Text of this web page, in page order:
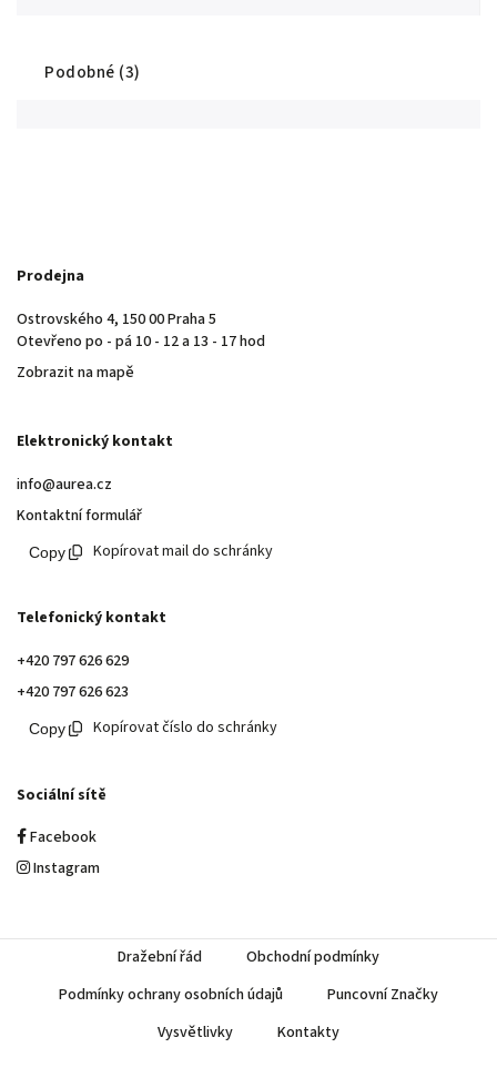
Podobné (3)
Prodejna
Ostrovského 4, 150 00 Praha 5
Otevřeno po - pá 10 - 12 a 13 - 17 hod
Zobrazit na mapě
Elektronický kontakt
info@aurea.cz
Kontaktní formulář
Kopírovat mail do schránky
Telefonický kontakt
+420 797 626 629
+420 797 626 623
Kopírovat číslo do schránky
Sociální sítě
Facebook
Instagram
Dražební řád
Obchodní podmínky
Podmínky ochrany osobních údajů
Puncovní Značky
Vysvětlivky
Kontakty